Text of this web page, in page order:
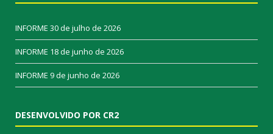
INFORME 30 de julho de 2026
INFORME 18 de junho de 2026
INFORME 9 de junho de 2026
DESENVOLVIDO POR CR2